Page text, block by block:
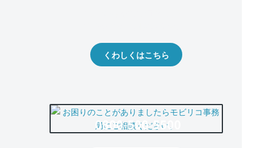
くわしくはこちら
0800-500-5500